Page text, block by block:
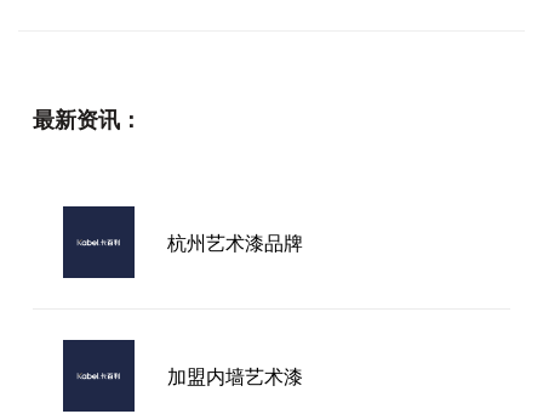
最新资讯：
杭州艺术漆品牌
加盟内墙艺术漆